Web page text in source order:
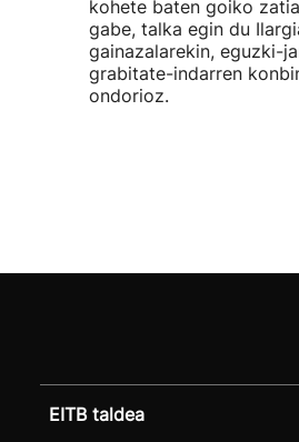
kohete baten goiko
gabe, talka egin du
gainazalarekin, eguzki-
grabitate-indarren
ondorioz.
EITB taldea